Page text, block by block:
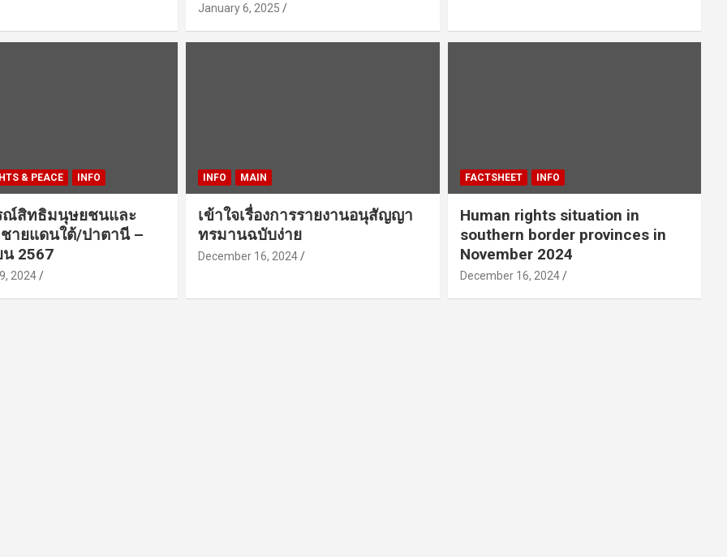
January 6, 2025
& PEACE INFO
ณ์สิทธิมนุษยชนและ
ายแดนใต้/ปาตานี –
2567
2024
INFO MAIN
เข้าใจเรื่องการรายงานอนุสัญญา
ทรมานฉบับง่าย
December 16, 2024
FACTSHEET INFO
Human rights situation in
southern border provinces in
November 2024
December 16, 2024